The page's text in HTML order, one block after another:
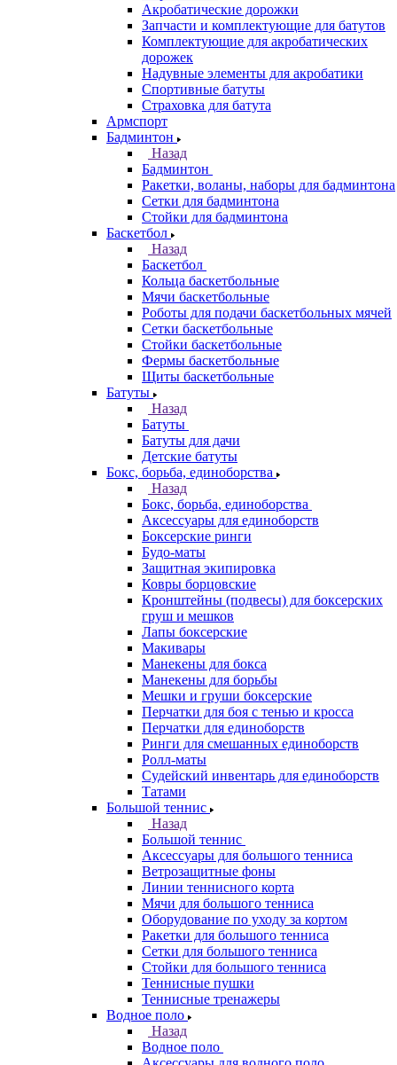
Акробатические дорожки
Запчасти и комплектующие для батутов
Комплектующие для акробатических
дорожек
Надувные элементы для акробатики
Спортивные батуты
Страховка для батута
Армспорт
Бадминтон
Назад
Бадминтон
Ракетки, воланы, наборы для бадминтона
Сетки для бадминтона
Стойки для бадминтона
Баскетбол
Назад
Баскетбол
Кольца баскетбольные
Мячи баскетбольные
Роботы для подачи баскетбольных мячей
Сетки баскетбольные
Стойки баскетбольные
Фермы баскетбольные
Щиты баскетбольные
Батуты
Назад
Батуты
Батуты для дачи
Детские батуты
Бокс, борьба, единоборства
Назад
Бокс, борьба, единоборства
Аксессуары для единоборств
Боксерские ринги
Будо-маты
Защитная экипировка
Ковры борцовские
Кронштейны (подвесы) для боксерских
груш и мешков
Лапы боксерские
Макивары
Манекены для бокса
Манекены для борьбы
Мешки и груши боксерские
Перчатки для боя с тенью и кросса
Перчатки для единоборств
Ринги для смешанных единоборств
Ролл-маты
Судейский инвентарь для единоборств
Татами
Большой теннис
Назад
Большой теннис
Аксессуары для большого тенниса
Ветрозащитные фоны
Линии теннисного корта
Мячи для большого тенниса
Оборудование по уходу за кортом
Ракетки для большого тенниса
Сетки для большого тенниса
Стойки для большого тенниса
Теннисные пушки
Теннисные тренажеры
Водное поло
Назад
Водное поло